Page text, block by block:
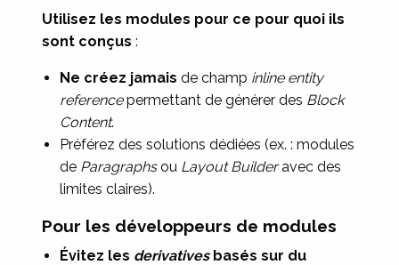
Utilisez les modules pour ce pour quoi ils
sont conçus :
Ne créez jamais de champ inline entity
referencepermettant de générer des Block
Content.
Préférez des solutions dédiées (ex. : modules
de Paragraphsou Layout Builderavec des
limites claires).
Pour les développeurs de modules
Évitez les derivativesbasés sur du